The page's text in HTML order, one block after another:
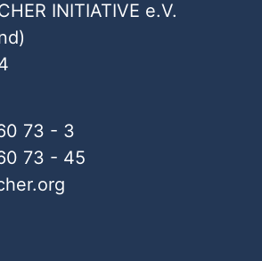
INITIATIVE e.V.
73 - 3
73 - 45
org